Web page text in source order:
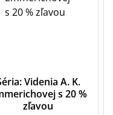
Videnia A. K.
s 20 %
zľavou